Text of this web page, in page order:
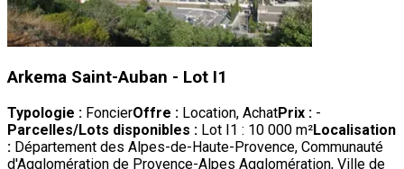
Arkema Saint-Auban - Lot I1
Typologie : FoncierOffre : Location, AchatPrix : -
Parcelles/Lots disponibles : Lot I1 : 10 000 m²Localisation
: Département des Alpes-de-Haute-Provence, Communauté
d'Agglomération de Provence-Alpes Agglomération, Ville de